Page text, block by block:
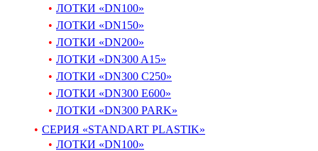
ЛОТКИ «DN100»
ЛОТКИ «DN150»
ЛОТКИ «DN200»
ЛОТКИ «DN300 A15»
ЛОТКИ «DN300 C250»
ЛОТКИ «DN300 E600»
ЛОТКИ «DN300 PARK»
СЕРИЯ «STANDART PLASTIK»
ЛОТКИ «DN100»